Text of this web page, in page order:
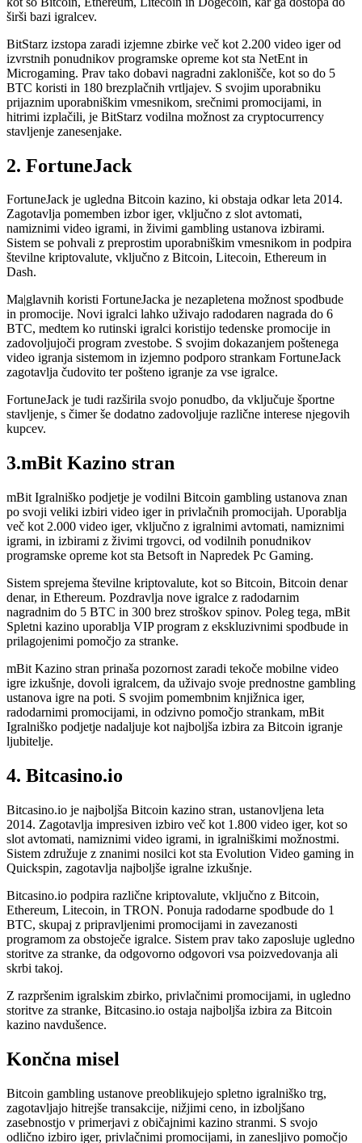
širši bazi igralcev.
BitStarz izstopa zaradi izjemne zbirke več kot 2.200 video iger od
izvrstnih ponudnikov programske opreme kot sta NetEnt in
Microgaming. Prav tako dobavi nagradni zaklonišče, kot so do 5
BTC koristi in 180 brezplačnih vrtljajev. S svojim uporabniku
prijaznim uporabniškim vmesnikom, srečnimi promocijami, in
hitrimi izplačili, je BitStarz vodilna možnost za cryptocurrency
stavljenje zanesenjake.
2. FortuneJack
FortuneJack je ugledna Bitcoin kazino, ki obstaja odkar leta 2014.
Zagotavlja pomemben izbor iger, vključno z slot avtomati,
namiznimi video igrami, in živimi gambling ustanova izbirami.
Sistem se pohvali z preprostim uporabniškim vmesnikom in podpira
številne kriptovalute, vključno z Bitcoin, Litecoin, Ethereum in
Dash.
Ma|glavnih koristi FortuneJacka je nezapletena možnost spodbude
in promocije. Novi igralci lahko uživajo radodaren nagrada do 6
BTC, medtem ko rutinski igralci koristijo tedenske promocije in
zadovoljujoči program zvestobe. S svojim dokazanjem poštenega
video igranja sistemom in izjemno podporo strankam FortuneJack
zagotavlja čudovito ter pošteno igranje za vse igralce.
FortuneJack je tudi razširila svojo ponudbo, da vključuje športne
stavljenje, s čimer še dodatno zadovoljuje različne interese njegovih
kupcev.
3.mBit Kazino stran
mBit Igralniško podjetje je vodilni Bitcoin gambling ustanova znan
po svoji veliki izbiri video iger in privlačnih promocijah. Uporablja
več kot 2.000 video iger, vključno z igralnimi avtomati, namiznimi
igrami, in izbirami z živimi trgovci, od vodilnih ponudnikov
programske opreme kot sta Betsoft in Napredek Pc Gaming.
Sistem sprejema številne kriptovalute, kot so Bitcoin, Bitcoin denar
denar, in Ethereum. Pozdravlja nove igralce z radodarnim
nagradnim do 5 BTC in 300 brez stroškov spinov. Poleg tega, mBit
Spletni kazino uporablja VIP program z ekskluzivnimi spodbude in
prilagojenimi pomočjo za stranke.
mBit Kazino stran prinaša pozornost zaradi tekoče mobilne video
igre izkušnje, dovoli igralcem, da uživajo svoje prednostne gambling
ustanova igre na poti. S svojim pomembnim knjižnica iger,
radodarnimi promocijami, in odzivno pomočjo strankam, mBit
Igralniško podjetje nadaljuje kot najboljša izbira za Bitcoin igranje
ljubitelje.
4. Bitcasino.io
Bitcasino.io je najboljša Bitcoin kazino stran, ustanovljena leta
2014. Zagotavlja impresiven izbiro več kot 1.800 video iger, kot so
slot avtomati, namiznimi video igrami, in igralniškimi možnostmi.
Sistem združuje z znanimi nosilci kot sta Evolution Video gaming in
Quickspin, zagotavlja najboljše igralne izkušnje.
Bitcasino.io podpira različne kriptovalute, vključno z Bitcoin,
Ethereum, Litecoin, in TRON. Ponuja radodarne spodbude do 1
BTC, skupaj z pripravljenimi promocijami in zavezanosti
programom za obstoječe igralce. Sistem prav tako zaposluje ugledno
storitve za stranke, da odgovorno odgovori vsa poizvedovanja ali
skrbi takoj.
Z razpršenim igralskim zbirko, privlačnimi promocijami, in ugledno
storitve za stranke, Bitcasino.io ostaja najboljša izbira za Bitcoin
kazino navdušence.
Končna misel
Bitcoin gambling ustanove preoblikujejo spletno igralniško trg,
zagotavljajo hitrejše transakcije, nižjimi ceno, in izboljšano
zasebnostjo v primerjavi z običajnimi kazino stranmi. S svojo
odlično izbiro iger, privlačnimi promocijami, in zanesljivo pomočjo